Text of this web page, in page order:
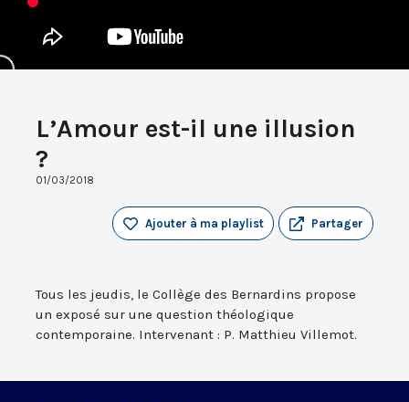
L’Amour est-il une illusion
?
01/03/2018
Partager
Ajouter à ma playlist
Tous les jeudis, le Collège des Bernardins propose
un exposé sur une question théologique
contemporaine. Intervenant : P. Matthieu Villemot.